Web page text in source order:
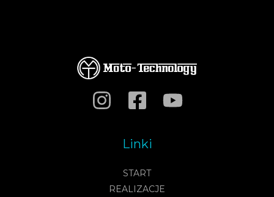
Linki
START
REALIZACJE